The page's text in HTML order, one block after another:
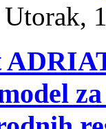
Utorak,